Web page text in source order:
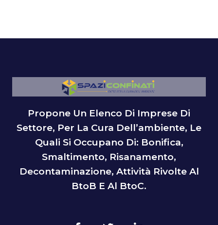
Propone Un Elenco Di Imprese Di
Settore, Per La Cura Dell’ambiente, Le
Quali Si Occupano Di: Bonifica,
Smaltimento, Risanamento,
Decontaminazione, Attività Rivolte Al
BtoB E Al BtoC.